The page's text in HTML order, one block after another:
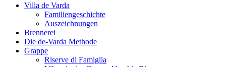
Villa de Varda
Familiengeschichte
Auszeichnungen
Brennerei
Die de-Varda Methode
Grappe
Riserve di Famiglia